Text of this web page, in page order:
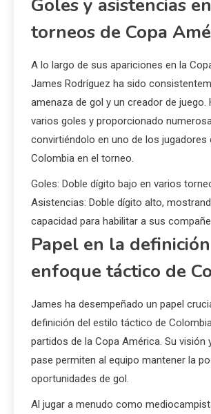
Goles y asistencias en
torneos de Copa
A lo largo de sus apariciones en la
James Rodríguez ha sido
amenaza de gol y un creador de juego.
varios goles y proporcionado
convirtiéndolo en uno de los jugadores
Colombia en el torneo.
Goles: Doble dígito bajo en varios
Asistencias: Doble dígito alto,
capacidad para habilitar a sus
Papel en la
enfoque táctico de
James ha desempeñado un papel
definición del estilo táctico de
partidos de la Copa América. Su visión
pase permiten al equipo mantener la
oportunidades de gol.
Al jugar a menudo como